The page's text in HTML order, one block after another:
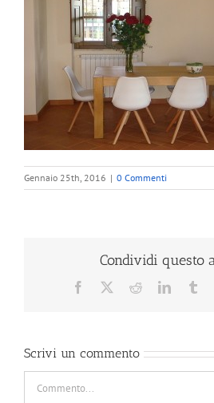
Gennaio 25th, 2016 | 0 Commenti
Condividi questo
Facebook RedditLinkedIn
Scrivi un commento